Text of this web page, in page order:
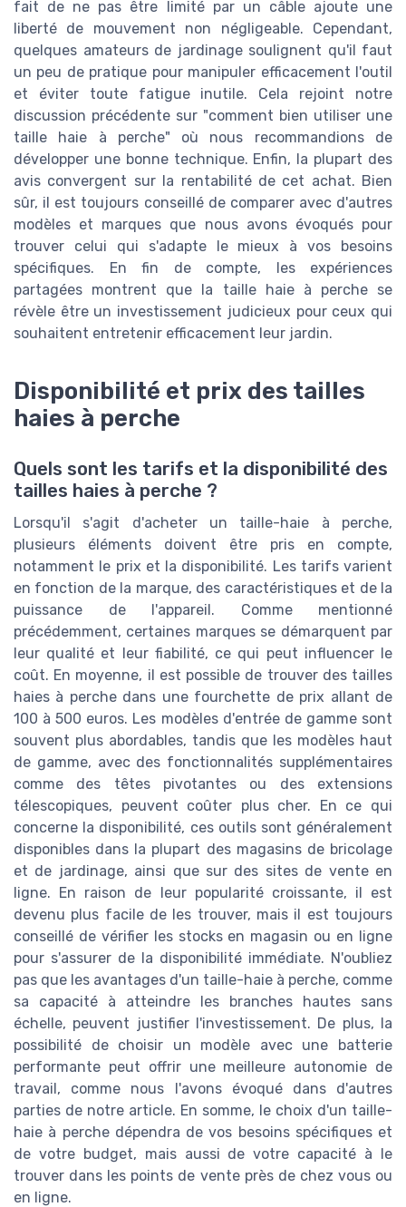
fait de ne pas être limité par un câble ajoute une
liberté de mouvement non négligeable. Cependant,
quelques amateurs de jardinage soulignent qu'il faut
un peu de pratique pour manipuler efficacement l'outil
et éviter toute fatigue inutile. Cela rejoint notre
discussion précédente sur "comment bien utiliser une
taille haie à perche" où nous recommandions de
développer une bonne technique. Enfin, la plupart des
avis convergent sur la rentabilité de cet achat. Bien
sûr, il est toujours conseillé de comparer avec d'autres
modèles et marques que nous avons évoqués pour
trouver celui qui s'adapte le mieux à vos besoins
spécifiques. En fin de compte, les expériences
partagées montrent que la taille haie à perche se
révèle être un investissement judicieux pour ceux qui
souhaitent entretenir efficacement leur jardin.
Disponibilité et prix des tailles
haies à perche
Quels sont les tarifs et la disponibilité des
tailles haies à perche ?
Lorsqu'il s'agit d'acheter un taille-haie à perche,
plusieurs éléments doivent être pris en compte,
notamment le prix et la disponibilité. Les tarifs varient
en fonction de la marque, des caractéristiques et de la
puissance de l'appareil. Comme mentionné
précédemment, certaines marques se démarquent par
leur qualité et leur fiabilité, ce qui peut influencer le
coût. En moyenne, il est possible de trouver des tailles
haies à perche dans une fourchette de prix allant de
100 à 500 euros. Les modèles d'entrée de gamme sont
souvent plus abordables, tandis que les modèles haut
de gamme, avec des fonctionnalités supplémentaires
comme des têtes pivotantes ou des extensions
télescopiques, peuvent coûter plus cher. En ce qui
concerne la disponibilité, ces outils sont généralement
disponibles dans la plupart des magasins de bricolage
et de jardinage, ainsi que sur des sites de vente en
ligne. En raison de leur popularité croissante, il est
devenu plus facile de les trouver, mais il est toujours
conseillé de vérifier les stocks en magasin ou en ligne
pour s'assurer de la disponibilité immédiate. N'oubliez
pas que les avantages d'un taille-haie à perche, comme
sa capacité à atteindre les branches hautes sans
échelle, peuvent justifier l'investissement. De plus, la
possibilité de choisir un modèle avec une batterie
performante peut offrir une meilleure autonomie de
travail, comme nous l'avons évoqué dans d'autres
parties de notre article. En somme, le choix d'un taille-
haie à perche dépendra de vos besoins spécifiques et
de votre budget, mais aussi de votre capacité à le
trouver dans les points de vente près de chez vous ou
en ligne.